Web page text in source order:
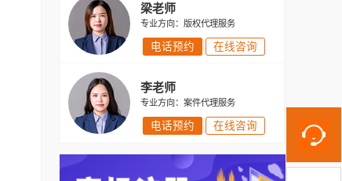
梁老师
专业方向：版权代理服务
电话预约 在线咨询
李老师
专业方向：案件代理服务
电话预约 在线咨询